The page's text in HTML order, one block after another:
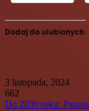
Dodaj do ulubionych:
3 listopada, 2024
662
Do 2030 roku: